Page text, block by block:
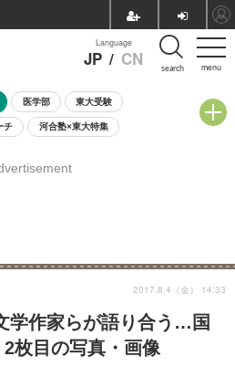
menu
Language
JP / CN search
医学部 東大受験
チ 河合塾×東大特集
学校説明会・相談会
学作家らが語り合う…国
枚目の写真・画像
2017.8.4（金） 14:33